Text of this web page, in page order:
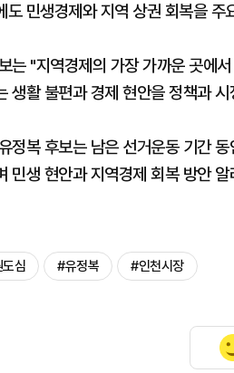
도 민생경제와 지역 상권 회복을
는 "지역경제의 가장 가까운 곳에
생활 불편과 경제 현안을 정책과
정복 후보는 남은 선거운동 기간
민생 현안과 지역경제 회복 방안
심 #유정복 #인천시장